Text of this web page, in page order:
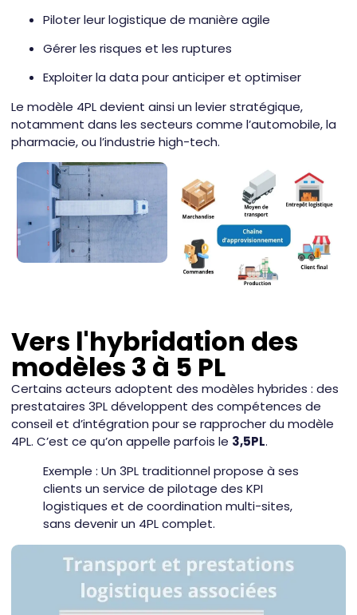
Piloter leur logistique de manière agile
Gérer les risques et les ruptures
Exploiter la data pour anticiper et optimiser
Le modèle 4PL devient ainsi un levier stratégique,
notamment dans les secteurs comme l’automobile, la
pharmacie, ou l’industrie high-tech.
Vers l'hybridation des
modèles 3 à 5 PL
Certains acteurs adoptent des modèles hybrides : des
prestataires 3PL développent des compétences de
conseil et d’intégration pour se rapprocher du modèle
4PL. C’est ce qu’on appelle parfois le 3,5PL.
Exemple : Un 3PL traditionnel propose à ses
clients un service de pilotage des KPI
logistiques et de coordination multi-sites,
sans devenir un 4PL complet.